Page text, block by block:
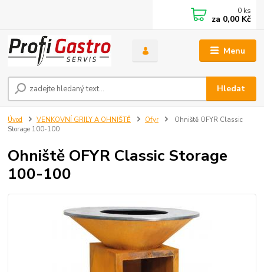
Menu
Hledat
0 ks
za 0,00 Kč
Úvod VENKOVNÍ GRILY A OHNIŠTĚ Ofyr
Ohniště OFYR Classic
Storage 100-100
Ohniště OFYR Classic Storage
100-100